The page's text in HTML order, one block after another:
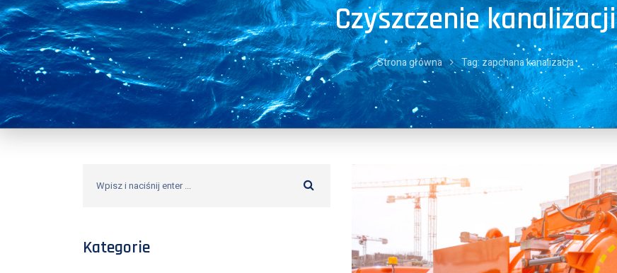
Czyszczenie kanalizacji
Strona główna Tag: zapchana kanalizacja
Kategorie